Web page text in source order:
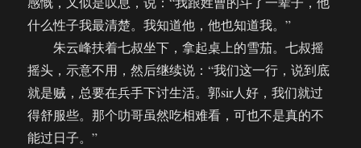
什么性子我最清楚。我知道他，他也知道我。”
朱云峰扶着七叔坐下，拿起桌上的雪茄。七叔摇
摇头，示意不用，然后继续说：“我们这一行，说到底
就是贼，总要在兵手下讨生活。郭sir人好，我们就过
得舒服些。那个叻哥虽然吃相难看，可也不是真的不
能过日子。”